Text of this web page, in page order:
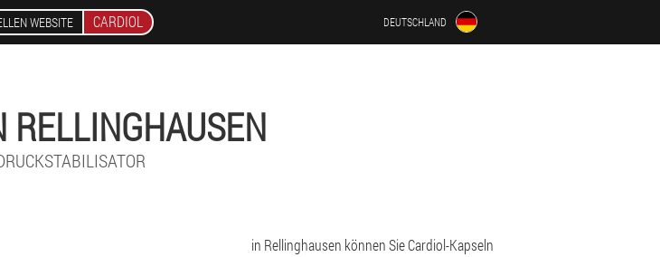
WEBSITE CARDIOL DEUTSCHLAND
RELLINGHAUSEN
in Rellinghausen können Sie Cardiol-Kapseln